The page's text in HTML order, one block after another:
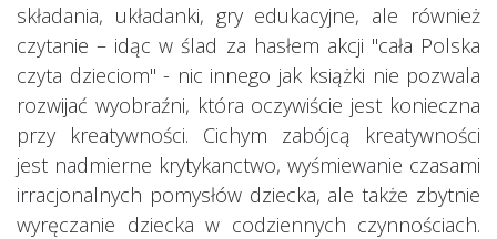
składania, układanki, gry edukacyjne, ale również
czytanie – idąc w ślad za hasłem akcji "cała Polska
czyta dzieciom" - nic innego jak książki nie pozwala
rozwijać wyobraźni, która oczywiście jest konieczna
przy kreatywności. Cichym zabójcą kreatywności
jest nadmierne krytykanctwo, wyśmiewanie czasami
irracjonalnych pomysłów dziecka, ale także zbytnie
wyręczanie dziecka w codziennych czynnościach.